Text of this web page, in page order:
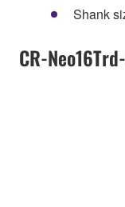
Shank
CR-